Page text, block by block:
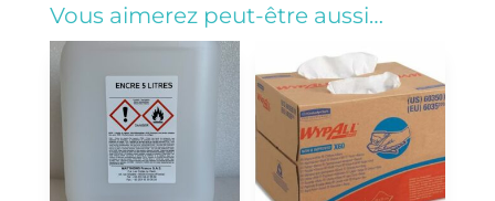
Vous aimerez peut-être aussi…